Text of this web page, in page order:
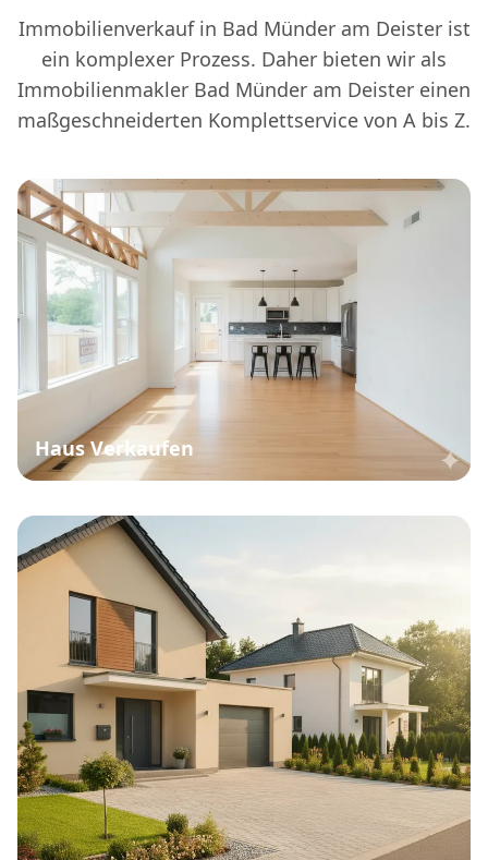
Immobilienverkauf in Bad Münder am Deister ist
ein komplexer Prozess. Daher bieten wir als
Immobilienmakler Bad Münder am Deister einen
maßgeschneiderten Komplettservice von A bis Z.
Haus Verkaufen